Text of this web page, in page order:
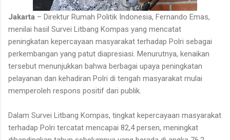
Jakarta – Direktur Rumah Politik Indonesia, Fernando Emas,
menilai hasil Survei Litbang Kompas yang mencatat
peningkatan kepercayaan masyarakat terhadap Polri sebagai
perkembangan yang patut diapresiasi. Menurutnya, kenaikan
tersebut menunjukkan bahwa berbagai upaya peningkatan
pelayanan dan kehadiran Polri di tengah masyarakat mulai
memperoleh respons positif dari publik.
Dalam Survei Litbang Kompas, tingkat kepercayaan masyarakat
terhadap Polri tercatat mencapai 82,4 persen, meningkat